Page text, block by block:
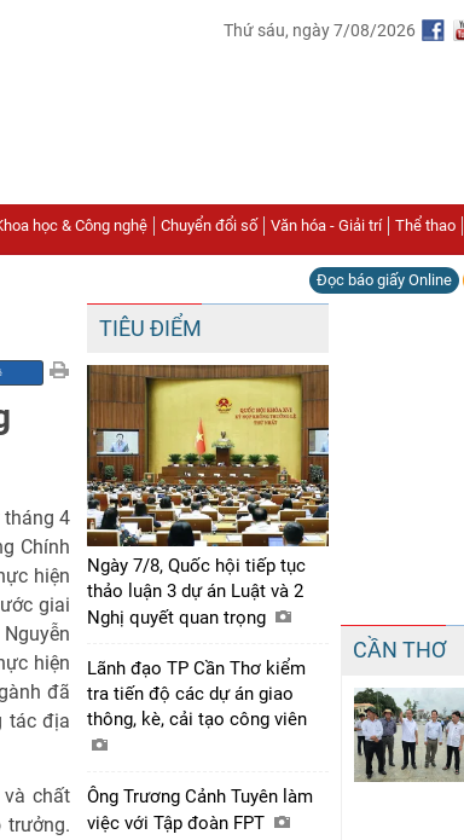
Thứ sáu, ngày 7/08/2026
học & Công nghệ Chuyển đổi số Văn hóa - Giải trí Thể thao
Đọc báo giấy Online
tháng 4
Chính
hiện
giai
hiện
đã
tác địa
và chất
trưởng.
TIÊU ĐIỂM
Ngày 7/8, Quốc hội tiếp tục
thảo luận 3 dự án Luật và 2
Nghị quyết quan trọng
Lãnh đạo TP Cần Thơ kiểm
tra tiến độ các dự án giao
thông, kè, cải tạo công viên
Ông Trương Cảnh Tuyên làm
việc với Tập đoàn FPT
CẦN THƠ